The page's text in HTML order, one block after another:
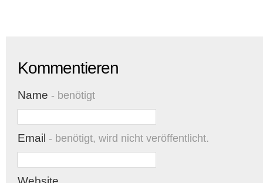
Kommentieren
Name - benötigt
Email - benötigt, wird nicht veröffentlicht.